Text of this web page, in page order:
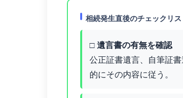
相続発生直後のチェックリス
□ 遺言書の有無を確認
公正証書遺言、自筆証
的にその内容に従う。